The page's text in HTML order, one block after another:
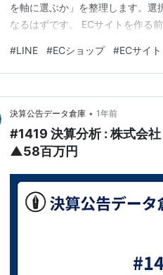
を軸に選ぶか」を整理します。選
なるはずです。 ECサイトを作る
「ECモール」「LINE連携を使っ
始めやすいのはASPカートと…
#LINE #ECショップ #ECサイト
決算公告データ倉庫 • 1年前
#1419 決算分析 : 株式会
▲58百万円